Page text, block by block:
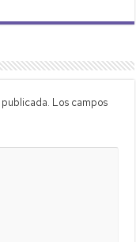
Los campos